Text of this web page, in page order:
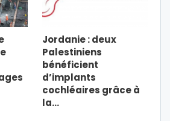
Jordanie : deux
Palestiniens
bénéficient
d’implants
cochléaires grâce à
la…